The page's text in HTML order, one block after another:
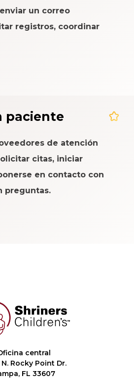
un correo
registros, coordinar
paciente
de atención
citas, iniciar
en contacto con
preguntas.
central
Rocky Point Dr.
FL 33607